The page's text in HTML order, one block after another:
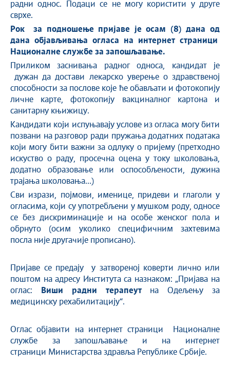
радни однос. Подаци се не могу користити у друге
сврхе.
Рок за подношење пријаве је осам (8)
дана од
дана објављивања огласа на интернет страници
Н ационалне службе за запошљавање.
Приликом заснивања радног односа, кандидат је
дужан да достави лекарско уверење о здравственој
способности за послове које ће обављати и фотокопију
личне карте, фотокопију вакциналног картона и
санитарну књижицу.
Кандидати који испуњавају услове из огласа могу бити
позвани на разговор ради пружања додатних података
који могу бити важни за одлуку о пријему (претходно
искуство о раду, просечна оцена у току школовања,
додатно образовање или оспособљености, дужина
трајања школовања...)
Сви изрази, појмови, именице, придеви и глаголи у
огласима, који су употребљени у мушком роду, односе
се без дискриминације и на особе женског пола и
обрнуто (осим уколико специфичним захтевима
посла није другачије прописано).
Пријаве се предају у затвореној коверти лично или
поштом на адресу Института са назнаком: „Пријава на
оглас:
Виши радни терапеутна Одељењу за
медицинску рехабилитацију“.
Оглас објавити на интернет страници Националне
службе за запошљавање и на интернет
страници Министарства здравља Републике Србије.